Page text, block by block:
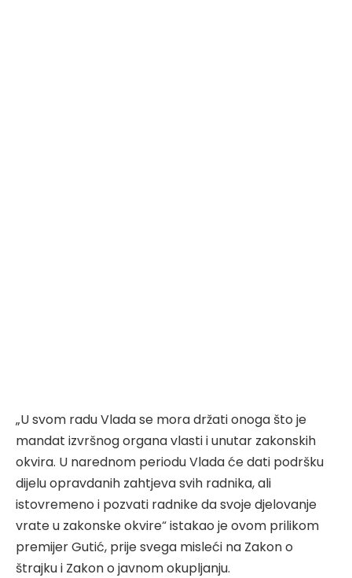
„U svom radu Vlada se mora držati onoga što je
mandat izvršnog organa vlasti i unutar zakonskih
okvira. U narednom periodu Vlada će dati podršku
dijelu opravdanih zahtjeva svih radnika, ali
istovremeno i pozvati radnike da svoje djelovanje
vrate u zakonske okvire“ istakao je ovom prilikom
premijer Gutić, prije svega misleći na Zakon o
štrajku i Zakon o javnom okupljanju.